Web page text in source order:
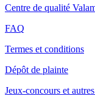
Centre de qualité
FAQ
Termes et conditions
Dépôt de plainte
Jeux-concours et